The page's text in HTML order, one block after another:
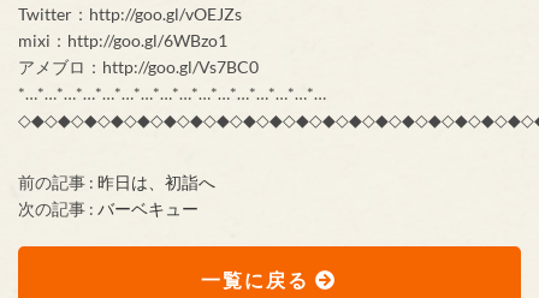
Twitter：http://goo.gl/vOEJZs
mixi：http://goo.gl/6WBzo1
アメブロ：http://goo.gl/Vs7BC0
*…*…*…*…*…*…*…*…*…*…*…*…*…*…*…*…
前の記事 : 昨日は、初詣へ
次の記事 : バーベキュー
一覧に戻る